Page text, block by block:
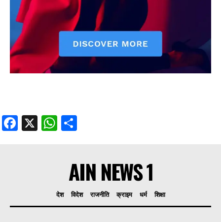
Facebook
X WhatsApp
AIN NEWS 1
देश विदेश राजनीति क्राइम धर्म शिक्षा